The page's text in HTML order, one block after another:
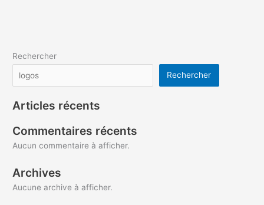
Rechercher
Rechercher
Articles récents
Commentaires récents
Aucun commentaire à afficher.
Archives
Aucune archive à afficher.